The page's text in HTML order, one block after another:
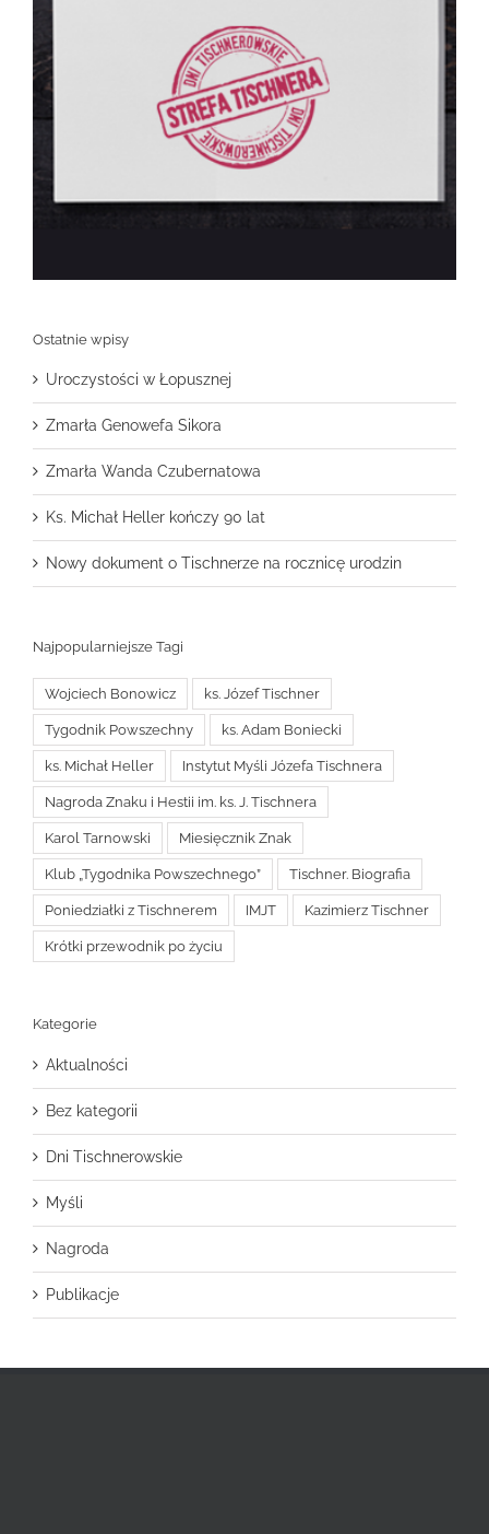
Ostatnie wpisy
Uroczystości w Łopusznej
Zmarła Genowefa Sikora
Zmarła Wanda Czubernatowa
Ks. Michał Heller kończy 90 lat
Nowy dokument o Tischnerze na rocznicę urodzin
Najpopularniejsze Tagi
Wojciech Bonowicz ks. Józef Tischner
Tygodnik Powszechny ks. Adam Boniecki
ks. Michał Heller Instytut Myśli Józefa Tischnera
Nagroda Znaku i Hestii im. ks. J. Tischnera
Karol Tarnowski Miesięcznik Znak
Klub „Tygodnika Powszechnego” Tischner. Biografia
Poniedziałki z Tischnerem IMJT Kazimierz Tischner
Krótki przewodnik po życiu
Kategorie
Aktualności
Bez kategorii
Dni Tischnerowskie
Myśli
Nagroda
Publikacje